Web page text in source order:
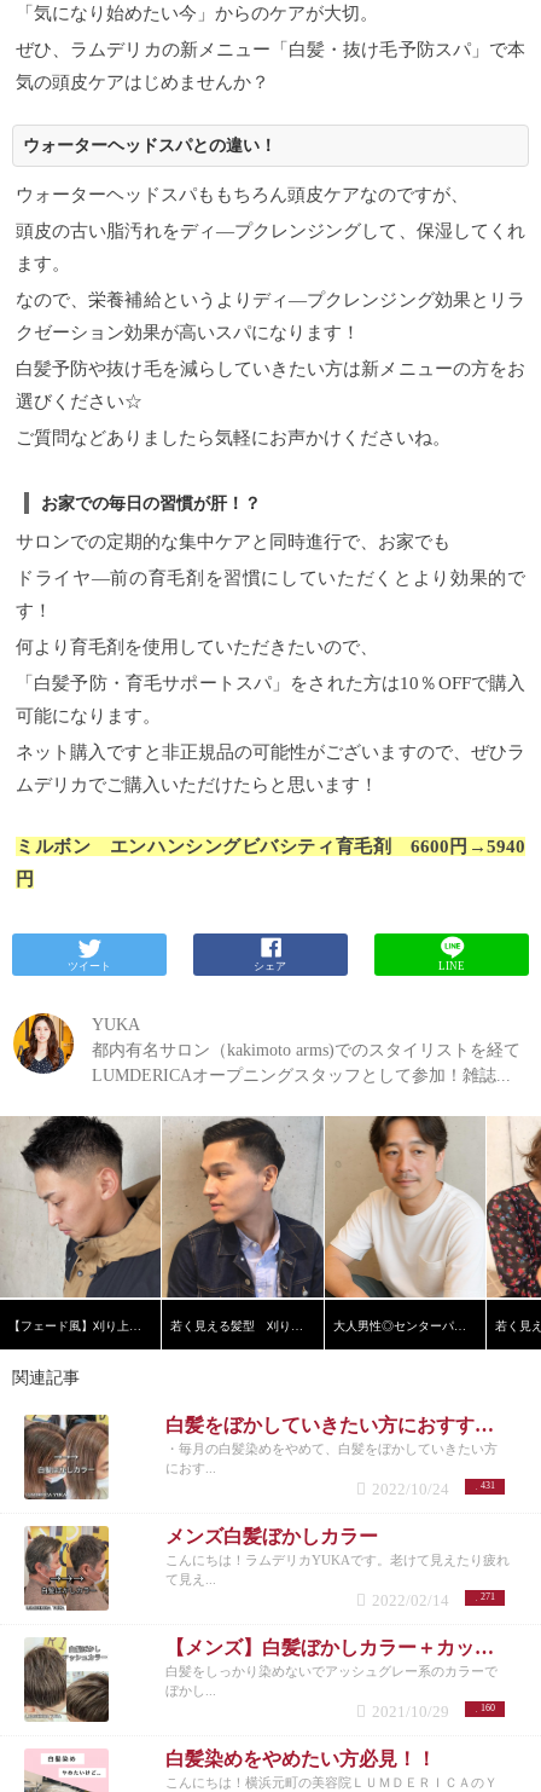
「気になり始めたい今」からのケアが大切。
ぜひ、ラムデリカの新メニュー「白髪・抜け毛予防スパ」で本
気の頭皮ケアはじめませんか？
ウォーターヘッドスパとの違い！
ウォーターヘッドスパももちろん頭皮ケアなのですが、
頭皮の古い脂汚れをディ―プクレンジングして、保湿してくれ
ます。
なので、栄養補給というよりディ―プクレンジング効果とリラ
クゼーション効果が高いスパになります！
白髪予防や抜け毛を減らしていきたい方は新メニューの方をお
選びください☆
ご質問などありましたら気軽にお声かけくださいね。
お家での毎日の習慣が肝！？
サロンでの定期的な集中ケアと同時進行で、お家でも
ドライヤ―前の育毛剤を習慣にしていただくとより効果的で
す！
何より育毛剤を使用していただきたいので、
「白髪予防・育毛サポートスパ」をされた方は10％OFFで購入
可能になります。
ネット購入ですと非正規品の可能性がございますので、ぜひラ
ムデリカでご購入いただけたらと思います！
ミルボン エンハンシングビバシティ育毛剤 6600円→5940
円
ツイート シェア LINE
YUKA
都内有名サロン（kakimoto arms)でのスタイリストを経て
LUMDERICAオープニングスタッフとして参加！雑誌...
大人男性◎センターパート
関連記事
白髪をぼかしていきたい方におすすめの白髪ぼかしカラー！
・毎月の白髪染めをやめて、白髪をぼかしていきたい方
におす...
431
2022/10/24
メンズ白髪ぼかしカラー
こんにちは！ラムデリカYUKAです。老けて見えたり疲れ
て見え...
271
2022/02/14
【メンズ】白髪ぼかしカラー＋カット ご新規¥8800
白髪をしっかり染めないでアッシュグレー系のカラーで
ぼかし...
160
2021/10/29
白髪染めをやめたい方必見！！
こんにちは！横浜元町の美容院ＬＵＭＤＥＲＩＣＡのＹ